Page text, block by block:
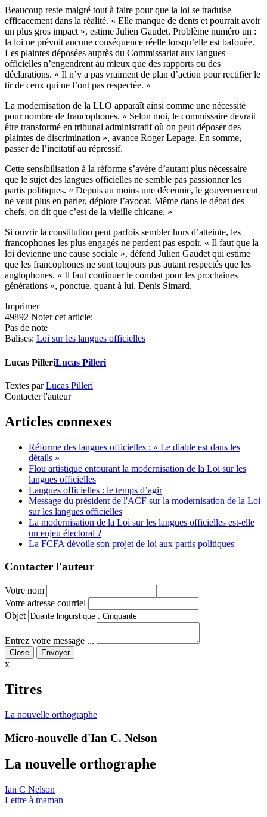
Beaucoup reste malgré tout à faire pour que la loi se traduise
efficacement dans la réalité. « Elle manque de dents et pourrait avoir
un plus gros impact », estime Julien Gaudet. Problème numéro un :
la loi ne prévoit aucune conséquence réelle lorsqu’elle est bafouée.
Les plaintes déposées auprès du Commissariat aux langues
officielles n’engendrent au mieux que des rapports ou des
déclarations. « Il n’y a pas vraiment de plan d’action pour rectifier le
tir de ceux qui ne l’ont pas respectée. »
La modernisation de la LLO apparaît ainsi comme une nécessité
pour nombre de francophones. « Selon moi, le commissaire devrait
être transformé en tribunal administratif où on peut déposer des
plaintes de discrimination », avance Roger Lepage. En somme,
passer de l’incitatif au répressif.
Cette sensibilisation à la réforme s’avère d’autant plus nécessaire
que le sujet des langues officielles ne semble pas passionner les
partis politiques. « Depuis au moins une décennie, le gouvernement
ne veut plus en parler, déplore l’avocat. Même dans le débat des
chefs, on dit que c’est de la vieille chicane. »
Si ouvrir la constitution peut parfois sembler hors d’atteinte, les
francophones les plus engagés ne perdent pas espoir. « Il faut que la
loi devienne une cause sociale », défend Julien Gaudet qui estime
que les francophones ne sont toujours pas autant respectés que les
anglophones. « Il faut continuer le combat pour les prochaines
générations », ponctue, quant à lui, Denis Simard.
Imprimer
49892 Noter cet article:
Pas de note
Balises: Loi sur les langues officielles
Lucas PilleriLucas Pilleri
Textes parLucas Pilleri
Contacter l'auteur
Articles connexes
Réforme des langues officielles : « Le diable est dans les
détails »
Flou artistique entourant la modernisation de la Loi sur les
langues officielles
Langues officielles : le temps d’agir
Message du président de l'ACF sur la modernisation de la Loi
sur les langues officielles
La modernisation de la Loi sur les langues officielles est-elle
un enjeu électoral ?
La FCFA dévoile son projet de loi aux partis politiques
Contacter l'auteur
Votre nom
Votre adresse courriel
Objet
Entrez votre message ...
Close
x
Titres
La nouvelle orthographe
Micro-nouvelle d'Ian C. Nelson
La nouvelle orthographe
Ian C Nelson
Lettre à maman